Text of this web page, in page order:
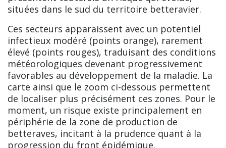
situées dans le sud du territoire betteravier.
Ces secteurs apparaissent avec un potentiel
infectieux modéré (points orange), rarement
élevé (points rouges), traduisant des conditions
météorologiques devenant progressivement
favorables au développement de la maladie. La
carte ainsi que le zoom ci-dessous permettent
de localiser plus précisément ces zones. Pour le
moment, un risque existe principalement en
périphérie de la zone de production de
betteraves, incitant à la prudence quant à la
progression du front épidémique.